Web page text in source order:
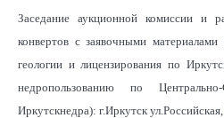
Заседание аукционной комиссии и
конвертов с заявочными
геологии и лицензирования по
недропользованию по
Иркутскнедра): г.Иркутск